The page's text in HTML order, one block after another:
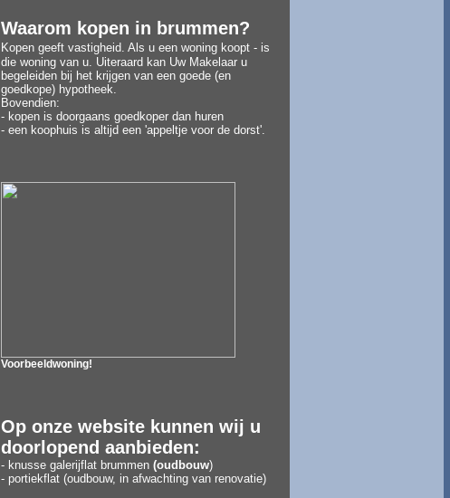
Waarom kopen in brummen?
Kopen geeft vastigheid. Als u een woning koopt - is
die woning van u. Uiteraard kan Uw Makelaar u
begeleiden bij het krijgen van een goede (en
goedkope) hypotheek.
Bovendien:
- kopen is doorgaans goedkoper dan huren
- een koophuis is altijd een 'appeltje voor de dorst'.
Voorbeeldwoning!
Op onze website kunnen wij u
doorlopend aanbieden:
- knusse galerijflat brummen (oudbouw)
- portiekflat (oudbouw, in afwachting van renovatie)